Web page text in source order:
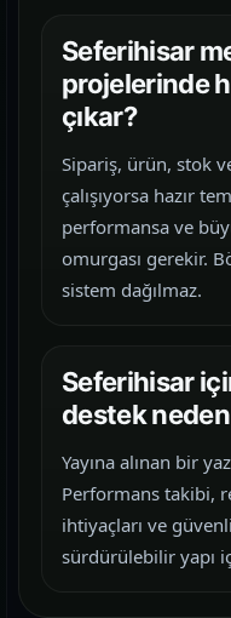
Seferihisar
projelerinde
çıkar?
Sipariş, ürün, stok
çalışıyorsa hazır
performansa ve
omurgası gerekir.
sistem dağılmaz.
Seferihisar
destek
Yayına alınan bir
Performans takibi,
ihtiyaçları ve
sürdürülebilir yapı